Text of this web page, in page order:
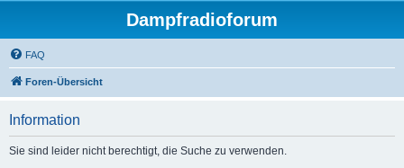
Dampfradioforum
FAQ
Foren-Übersicht
Information
Sie sind leider nicht berechtigt, die Suche zu verwenden.